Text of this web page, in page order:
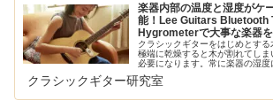
楽器内部の温度と湿度がケ
能！Lee Guitars Bluetooth
Hygrometerで大事な楽器
クラシックギターをはじめとする
極端に乾燥すると木が割れてし
必要になります。常に楽器の湿度
ですが、ケースの中に入れてし
ていても値を読めず。。。Lee ...
クラシックギター研究室